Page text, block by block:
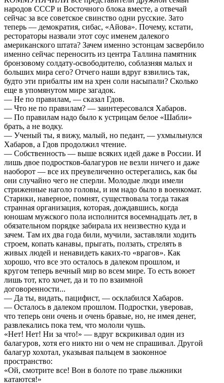
народов СССР и Восточного блока вместе, а отвечай
сейчас за все советское свинство одни русские. Зато
теперь — демократия, сибас, «Айова». Почему, кстати,
рестораторы назвали этот соус именем далекого
американского штата? Зачем именно эстонцам засвербило
именно сейчас переносить из центра Таллина памятник
бронзовому солдату-освободителю, соблазняя малых и
больших мира сего? Отчего наши вдруг взвились так,
будто эти прибалты им на хрен соли насыпали? Сколько
еще в упомянутом мире загадок.
— Не по правилам, — сказал Гдов.
— Что не по правилам? — заинтересовался Хабаров.
— По правилам надо было к устрицам белое «Шабли»
брать, а не водку.
— Ученый ты, я вижу, малый, но педант, — ухмыльнулся
Хабаров, а Гдов продолжил чтение.
— Собственность — выше всяких идей даже в России. И
лишь двое подростков-балагуров не везли ничего и даже
наоборот — все их преувеличенно остерегались, как бы
они случайно чего не сперли. Молодые люди имели
стриженные наголо головы, и им надо было в военкомат.
Старики, наверное, помнят, существовала тогда такая
странная организация, которая, дождавшись, когда
юношам мужского пола исполнится восемнадцать лет, в
обязательном порядке забирала их неизвестно куда и
зачем. Там их два года били, мучили, заставляли ходить
строем, копать канавы, прыгать, ползать, стрелять в
живых людей и ненавидеть каких-то «врагов». Как
хорошо, что все это осталось в далеком прошлом, и
кругом теперь вечный мир во всем мире. То есть воюет
лишь тот, кто хочет, да и то по взаимной
договоренности...
— Да ты, видать, пацифист, — осклабился Хабаров.
— Осталось в далеком прошлом. Подростки, уверовав,
что теперь они очень и очень бравые, но, не имея денег,
развлекались пока тем, что мололи чушь.
«Нет! Нет! Ни за что!» — вдруг вскрикивал один из
балагуров, хотя его никто ни о чем не спрашивал. Другой
балагур хохотал, указывая пальцем в заоконное
пространство:
«Ой, смотрите все! Вон в болоте по траве лыжники
катаются!»